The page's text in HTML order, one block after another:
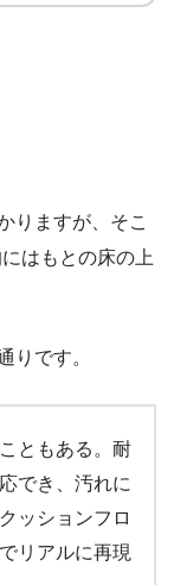
りますが、そこ
はもとの床の上
りです。
ともある。耐
でき、汚れに
ッションフロ
リアルに再現